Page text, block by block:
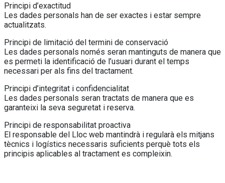
Principi d’exactitud
Les dades personals han de ser exactes i estar sempre
actualitzats.
Principi de limitació del termini de conservació
Les dades personals només seran mantinguts de manera que
es permeti la identificació de l’usuari durant el temps
necessari per als fins del tractament.
Principi d’integritat i confidencialitat
Les dades personals seran tractats de manera que es
garanteixi la seva seguretat i reserva.
Principi de responsabilitat proactiva
El responsable del Lloc web mantindrà i regularà els mitjans
tècnics i logístics necessaris suficients perquè tots els
principis aplicables al tractament es compleixin.